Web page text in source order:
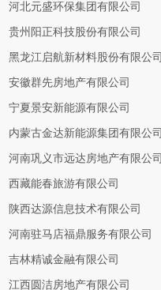
河北元盛环保集团有限公司
贵州阳正科技股份有限公司
黑龙江启航新材料股份有限公司
安徽群先房地产有限公司
宁夏景安新能源有限公司
内蒙古金达新能源集团有限公司
河南巩义市远达房地产有限公司
西藏能春旅游有限公司
陕西达源信息技术有限公司
河南驻马店福鼎服务有限公司
吉林精诚金融有限公司
江西圆洁房地产有限公司